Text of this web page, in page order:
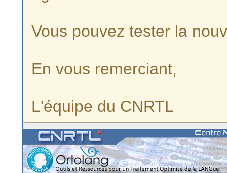
Vous pouvez tester la
En vous remerciant,
L'équipe du CNRTL